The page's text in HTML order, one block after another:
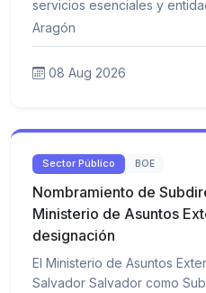
servicios esenciales y
Aragón
08 Aug 2026
Sector Público BOE
Nombramiento de
Ministerio de Asuntos
designación
El Ministerio de Asuntos
Salvador Salvador como